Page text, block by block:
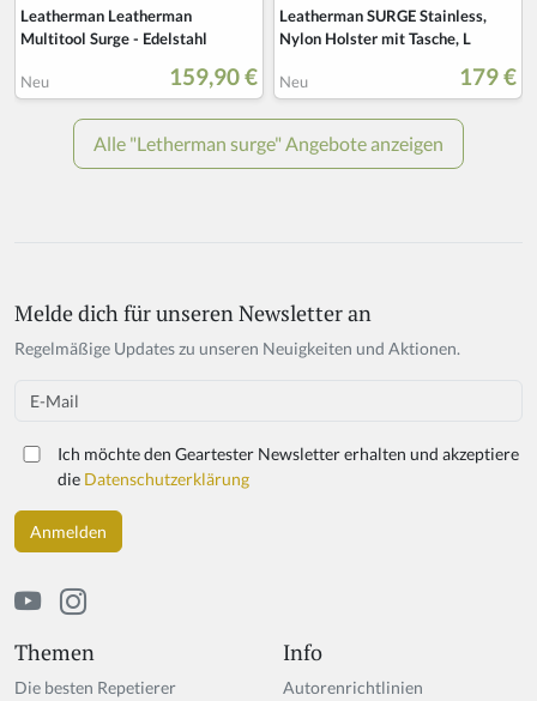
Themen
Die besten Repetierer
Info
Autorenrichtlinien
If
y
h
a
n,
ig
n
o
Melde dich für unseren Newsletter an
Regelmäßige Updates zu unseren Neuigkeiten und Aktionen.
Email
Ich möchte den Geartester Newsletter erhalten und akzeptiere
die Datenschutzerklärung